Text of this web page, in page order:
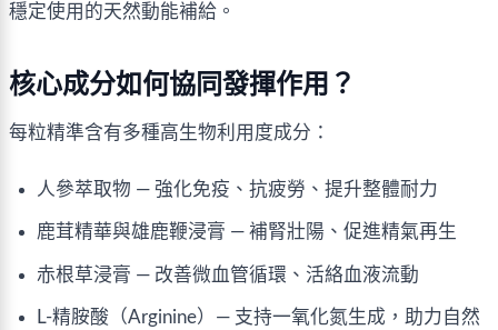
穩定使用的天然動能補給。
核心成分如何協同發揮作用？
每粒精準含有多種高生物利用度成分：
人參萃取物 — 強化免疫、抗疲勞、提升整體耐力
鹿茸精華與雄鹿鞭浸膏 — 補腎壯陽、促進精氣再生
赤根草浸膏 — 改善微血管循環、活絡血液流動
L-精胺酸（Arginine）— 支持一氧化氮生成，助力自然